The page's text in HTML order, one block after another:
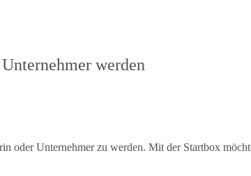
werden
oder Unternehmer zu werden. Mit der Startbox